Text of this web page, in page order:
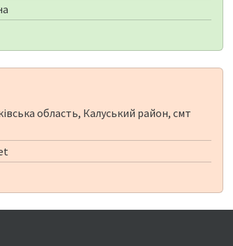
область, Калуський район, смт